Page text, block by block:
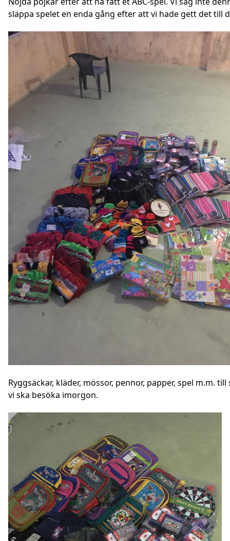
släppa spelet en enda gång efter att vi hade gett det till
Ryggsäckar, kläder, mössor, pennor, papper, spel m.m.
vi ska besöka imorgon.